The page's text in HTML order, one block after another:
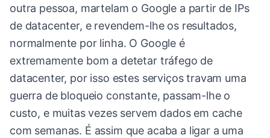
outra pessoa, martelam o Google a partir de IPs
de datacenter, e revendem-lhe os resultados,
normalmente por linha. O Google é
extremamente bom a detetar tráfego de
datacenter, por isso estes serviços travam uma
guerra de bloqueio constante, passam-lhe o
custo, e muitas vezes servem dados em cache
com semanas. É assim que acaba a ligar a uma